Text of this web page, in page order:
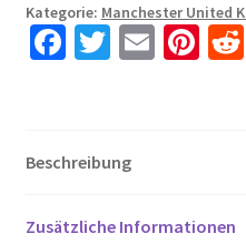
Kinder
2025-
kurze
Kategorie: Manchester United
Fa
o
k
T
er
E Pi
Beschreibung
Zusätzliche Informationen